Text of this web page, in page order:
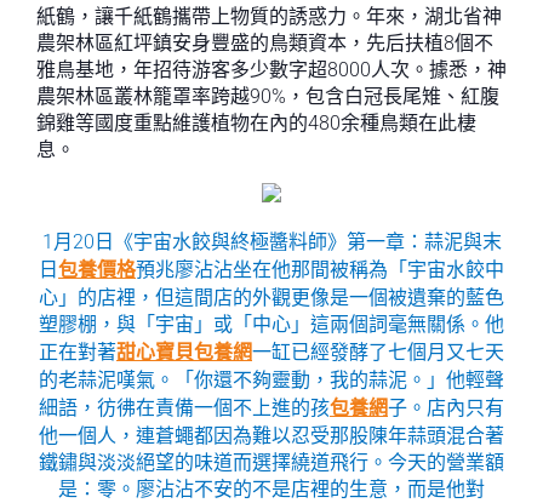
紙鶴，讓千紙鶴攜帶上物質的誘惑力。年來，湖北省神
農架林區紅坪鎮安身豐盛的鳥類資本，先后扶植8個不
雅鳥基地，年招待游客多少數字超8000人次。據悉，神
農架林區叢林籠罩率跨越90%，包含白冠長尾雉、紅腹
錦雞等國度重點維護植物在內的480余種鳥類在此棲
息。
1月20日《宇宙水餃與終極醬料師》第一章：蒜泥與末
日 包養價格預兆廖沾沾坐在他那間被稱為「宇宙水餃中
心」的店裡，但這間店的外觀更像是一個被遺棄的藍色
塑膠棚，與「宇宙」或「中心」這兩個詞毫無關係。他
正在對著甜心寶貝包養網一缸已經發酵了七個月又七天
的老蒜泥嘆氣。「你還不夠靈動，我的蒜泥。」他輕聲
細語，彷彿在責備一個不上進的孩包養網子。店內只有
他一個人，連蒼蠅都因為難以忍受那股陳年蒜頭混合著
鐵鏽與淡淡絕望的味道而選擇繞道飛行。今天的營業額
是：零。廖沾沾不安的不是店裡的生意，而是他對